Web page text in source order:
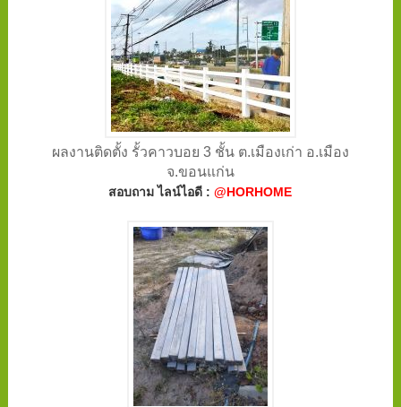
ผลงานติดตั้ง รั้วคาวบอย 3 ชั้น ต.เมืองเก่า อ.เมือง
จ.ขอนแก่น
สอบถาม ไลน์ไอดี :@HORHOME